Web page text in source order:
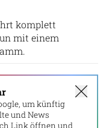
komplett
mit einem
um künftig
und News
Link öffnen und